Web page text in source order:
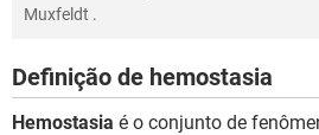
Muxfeldt .
Definição de hemostasia
Hemostasia é o conjunto de